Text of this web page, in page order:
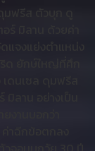
มฟรีส ตัวบุก ดู